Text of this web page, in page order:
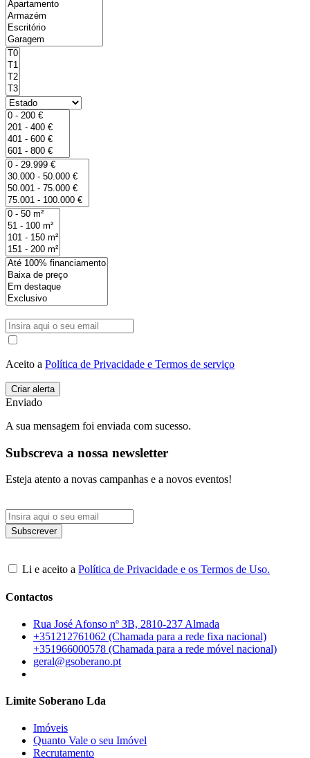
Aceito a Política de Privacidade e Termos de serviço
Enviado
A sua mensagem foi enviada com sucesso.
Subscreva a nossa newsletter
Esteja atento a novas campanhas e a novos eventos!
Li e aceito a Política de Privacidade e os Termos de Uso.
Contactos
Rua José Afonso nº 3B, 2810-237 Almada
+351212761062 (Chamada para a rede fixa nacional)
+351966000578 (Chamada para a rede móvel nacional)
geral@gsoberano.pt
Limite Soberano Lda
Imóveis
Quanto Vale o seu Imóvel
Recrutamento